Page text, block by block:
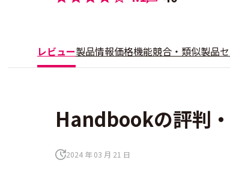
レビュー製品情報価格機能競合・類似製品
Handbookの評判
2024 年 03 月 21 日